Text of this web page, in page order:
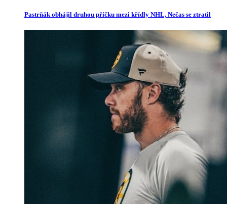
Pastrňák obhájil druhou příčku mezi křídly NHL, Nečas se ztratil